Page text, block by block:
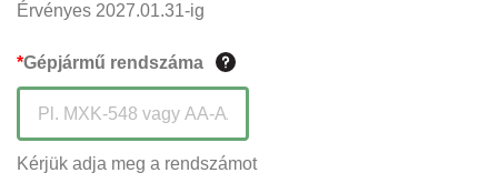
Érvényes 2027.01.31-ig
*Gépjármű rendszáma
Kérjük adja meg a rendszámot